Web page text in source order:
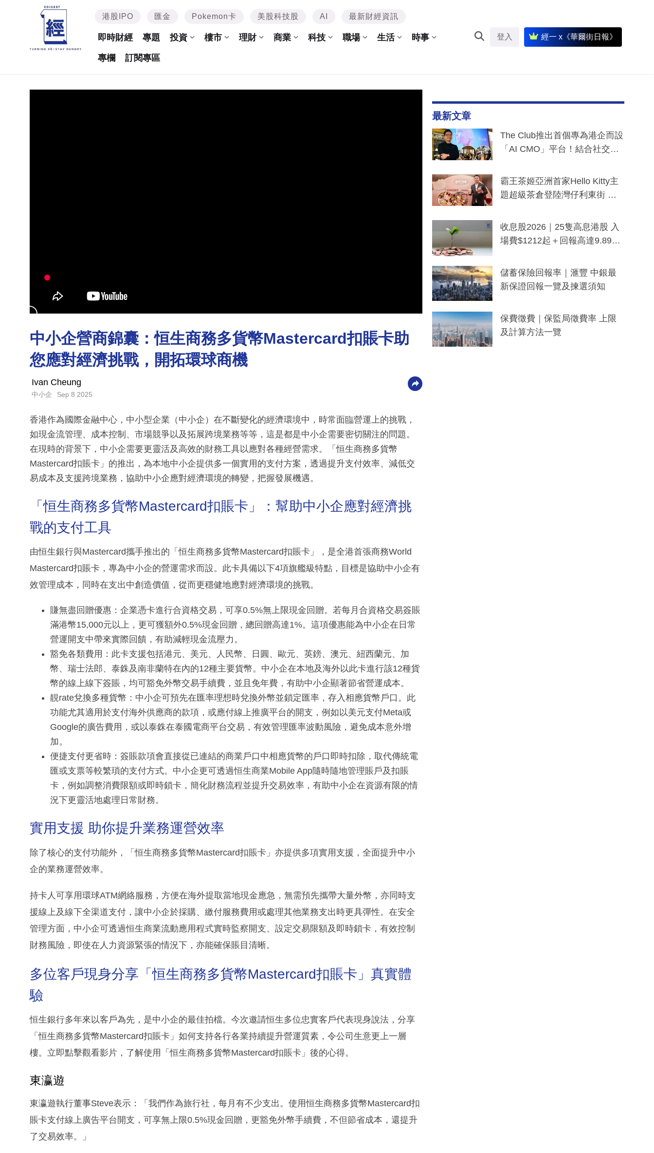
港股IPO 匯金 Pokemon卡 美股科技股 AI 最新財經資訊
即時財經 專題 投資 樓市 理財 商業 科技 職場 生活 時事
專欄 訂閱專區
登入 經一 x《華爾街日報》
中小企營商錦囊：恒生商務多貨幣Mastercard扣賬卡助
您應對經濟挑戰，開拓環球商機
Ivan Cheung
中小企 Sep 8 2025
香港作為國際金融中心，中小型企業（中小企）在不斷變化的經濟環境中，時常面臨營運上的挑戰，
如現金流管理、成本控制、市場競爭以及拓展跨境業務等等，這是都是中小企需要密切關注的問題。
在現時的背景下，中小企需要更靈活及高效的財務工具以應對各種經營需求。「恒生商務多貨幣
Mastercard扣賬卡」的推出，為本地中小企提供多一個實用的支付方案，透過提升支付效率、減低交
易成本及支援跨境業務，協助中小企應對經濟環境的轉變，把握發展機遇。
「恒生商務多貨幣Mastercard扣賬卡」：幫助中小企應對經濟挑
戰的支付工具
由恒生銀行與Mastercard攜手推出的「恒生商務多貨幣Mastercard扣賬卡」，是全港首張商務World
Mastercard扣賬卡，專為中小企的營運需求而設。此卡具備以下4項旗艦級特點，目標是協助中小企有
效管理成本，同時在支出中創造價值，從而更穩健地應對經濟環境的挑戰。
賺無盡回贈優惠：企業憑卡進行合資格交易，可享0.5%無上限現金回贈。若每月合資格交易簽賬
滿港幣15,000元以上，更可獲額外0.5%現金回贈，總回贈高達1%。這項優惠能為中小企在日常
營運開支中帶來實際回饋，有助減輕現金流壓力。
豁免各類費用：此卡支援包括港元、美元、人民幣、日圓、歐元、英鎊、澳元、紐西蘭元、加
幣、瑞士法郎、泰銖及南非蘭特在內的12種主要貨幣。中小企在本地及海外以此卡進行該12種貨
幣的線上線下簽賬，均可豁免外幣交易手續費，並且免年費，有助中小企顯著節省營運成本。
靚rate兌換多種貨幣：中小企可預先在匯率理想時兌換外幣並鎖定匯率，存入相應貨幣戶口。此
功能尤其適用於支付海外供應商的款項，或應付線上推廣平台的開支，例如以美元支付Meta或
Google的廣告費用，或以泰銖在泰國電商平台交易，有效管理匯率波動風險，避免成本意外增
加。
便捷支付更省時：簽賬款項會直接從已連結的商業戶口中相應貨幣的戶口即時扣除，取代傳統電
匯或支票等較繁瑣的支付方式。中小企更可透過恒生商業Mobile App隨時隨地管理賬戶及扣賬
卡，例如調整消費限額或即時鎖卡，簡化財務流程並提升交易效率，有助中小企在資源有限的情
況下更靈活地處理日常財務。
實用支援 助你提升業務運營效率
除了核心的支付功能外，「恒生商務多貨幣Mastercard扣賬卡」亦提供多項實用支援，全面提升中小
企的業務運營效率。
持卡人可享用環球ATM網絡服務，方便在海外提取當地現金應急，無需預先攜帶大量外幣，亦同時支
援線上及線下全渠道支付，讓中小企於採購、繳付服務費用或處理其他業務支出時更具彈性。在安全
管理方面，中小企可透過恒生商業流動應用程式實時監察開支、設定交易限額及即時鎖卡，有效控制
財務風險，即使在人力資源緊張的情況下，亦能確保賬目清晰。
多位客戶現身分享「恒生商務多貨幣Mastercard扣賬卡」真實體
驗
恒生銀行多年來以客戶為先，是中小企的最佳拍檔。今次邀請恒生多位忠實客戶代表現身說法，分享
「恒生商務多貨幣Mastercard扣賬卡」如何支持各行各業持續提升營運質素，令公司生意更上一層
樓。立即點擊觀看影片，了解使用「恒生商務多貨幣Mastercard扣賬卡」後的心得。
東瀛遊
東瀛遊執行董事Steve表示：「我們作為旅行社，每月有不少支出。使用恒生商務多貨幣Mastercard扣
賬卡支付線上廣告平台開支，可享無上限0.5%現金回贈，更豁免外幣手續費，不但節省成本，還提升
了交易效率。」
最新文章
The Club推出首個專為港企而設
「AI CMO」平台！結合社交聆
分鐘生成「貼地」宣傳短片
霸王茶姬亞洲首家Hello Kitty主
題超級茶倉登陸灣仔利東街 推
y及香港限定特調系列
收息股2026｜25隻高息港股 入
場費$1212起＋回報高達9.89
儲蓄保險回報率｜滙豐 中銀最
新保證回報一覽及揀選須知
保費徵費｜保監局徵費率 上限
及計算方法一覽